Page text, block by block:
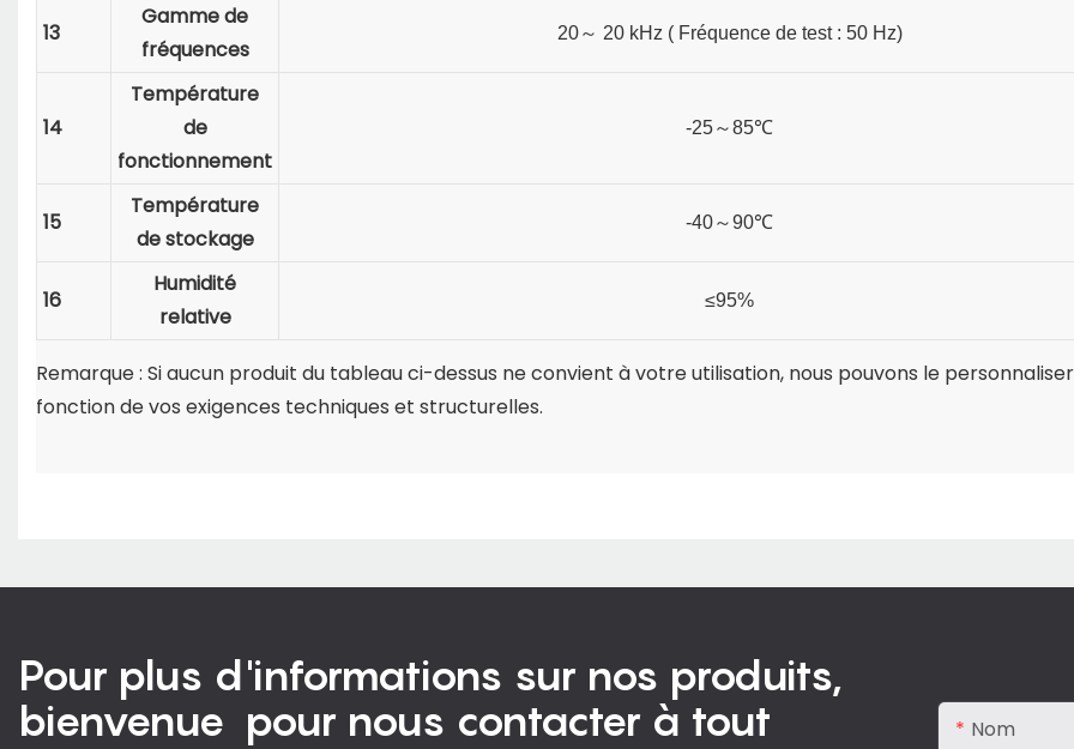
13
Gamme de
fréquences
20～ 20 kHz (Fréquence de test : 50 Hz)
14
Température
de
fonctionnement
-25～85℃
15
Température
de stockage
-40～90℃
16
Humidité
relative
≤95%
Remarque : Si aucun produit du tableau ci-dessus ne convient à votre utilisation, nous pouvons le
fonction de vos exigences techniques et structurelles.
Pour plus d'informations sur nos produits,
bienvenue pour nous contacter à tout
Nom